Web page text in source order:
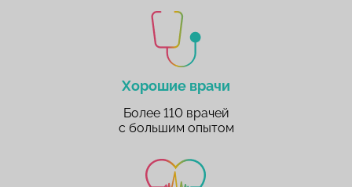
Хорошие врачи
Более 110 врачей
с большим опытом